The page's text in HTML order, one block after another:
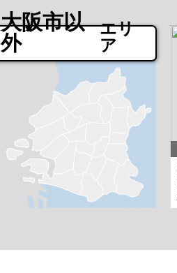
大阪市以
外
エリ
ア